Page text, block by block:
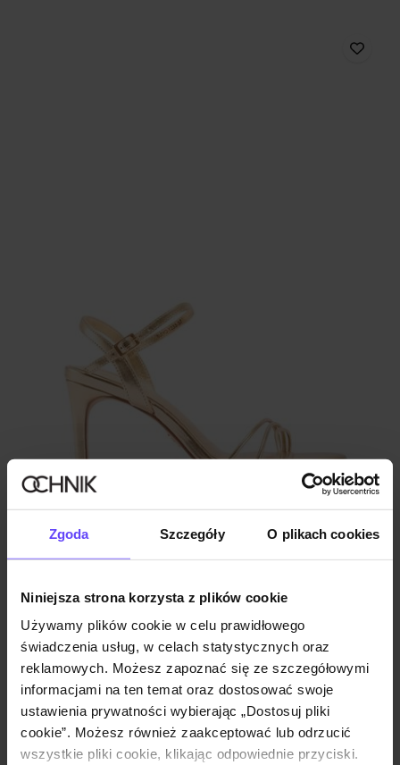
Zgoda Szczegóły O plikach cookies
Niniejsza strona korzysta z plików cookie
Używamy plików cookie w celu prawidłowego
świadczenia usług, w celach statystycznych oraz
reklamowych. Możesz zapoznać się ze szczegółowymi
informacjami na ten temat oraz dostosować swoje
ustawienia prywatności wybierając „Dostosuj pliki
cookie”. Możesz również zaakceptować lub odrzucić
wszystkie pliki cookie, klikając odpowiednie przyciski.
Złote sandały damskie na szpilce
229,90 zł